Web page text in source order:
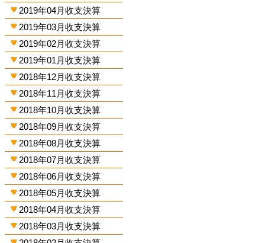
2019年04月收支決算
2019年03月收支決算
2019年02月收支決算
2019年01月收支決算
2018年12月收支決算
2018年11月收支決算
2018年10月收支決算
2018年09月收支決算
2018年08月收支決算
2018年07月收支決算
2018年06月收支決算
2018年05月收支決算
2018年04月收支決算
2018年03月收支決算